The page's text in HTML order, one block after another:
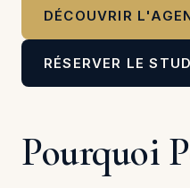
DÉCOUVRIR
RÉSERVER LE
Pourquoi